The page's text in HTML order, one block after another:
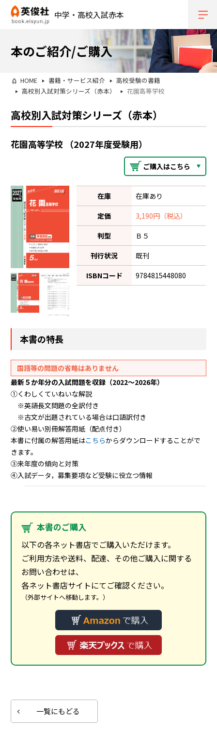
中学・高校入試赤本
本のご紹介/ご購入
HOME 書籍・サービス紹介
高校受験の書籍
高校別入試対策シリーズ（赤本）
花園高等学校
高校別入試対策シリーズ（赤本）
花園高等学校 （2027年度受験用）
ご購入はこちら
在庫 在庫あり
定価 3,190円（税込）
判型 Ｂ５
刊行状況 既刊
ISBNコード 9784815448080
本書の特長
国語等の問題の省略はありません
最新５か年分の入試問題を収録（2022～2026年）
①くわしくていねいな解説
※英語長文問題の全訳付き
※古文が出題されている場合は口語訳付き
②使い易い別冊解答用紙（配点付き）
本書に付属の解答用紙はこちらからダウンロードすることがで
きます。
③来年度の傾向と対策
④入試データ，募集要項など受験に役立つ情報
本書のご購入
以下の各ネット書店でご購入いただけます。
ご利用方法や送料、配達、その他ご購入に関する
お問い合わせは、
各ネット書店サイトにてご確認ください。
（外部サイトへ移動します。）
一覧にもどる